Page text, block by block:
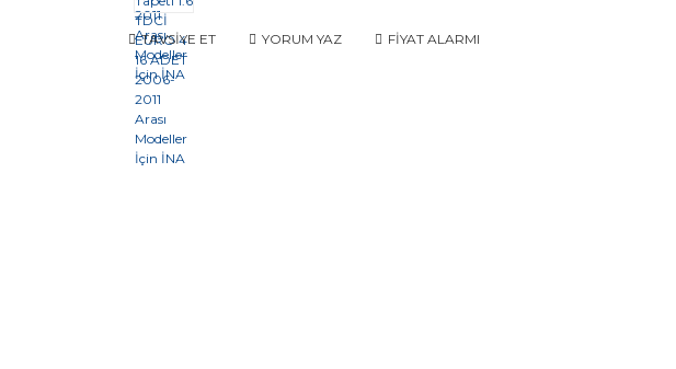
TAVSİYE ET YORUM YAZ FİYAT ALARMI